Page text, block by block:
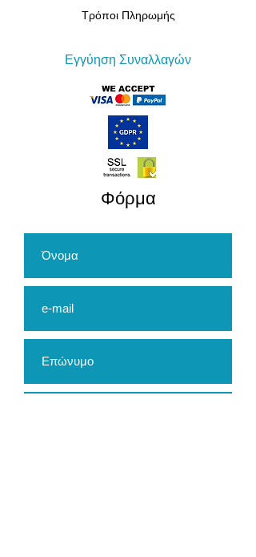
Τρόποι Πληρωμής
Εγγύηση Συναλλαγών
​Φόρμα